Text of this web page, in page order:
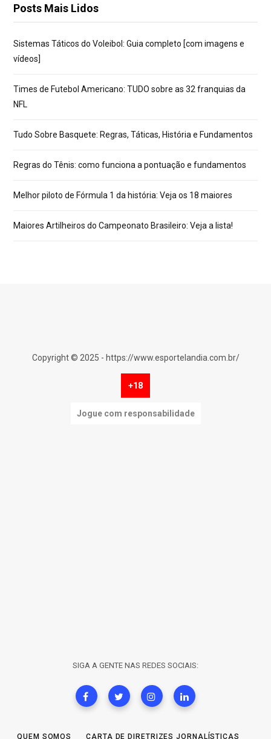
Posts Mais Lidos
Sistemas Táticos do Voleibol: Guia completo [com imagens e
vídeos]
Times de Futebol Americano: TUDO sobre as 32 franquias da
NFL
Tudo Sobre Basquete: Regras, Táticas, História e Fundamentos
Regras do Tênis: como funciona a pontuação e fundamentos
Melhor piloto de Fórmula 1 da história: Veja os 18 maiores
Maiores Artilheiros do Campeonato Brasileiro: Veja a lista!
Copyright © 2025 - https://www.esportelandia.com.br/
+18
Jogue com responsabilidade
SIGA A GENTE NAS REDES SOCIAIS:
QUEM SOMOS CARTA DE DIRETRIZES JORNALÍSTICAS